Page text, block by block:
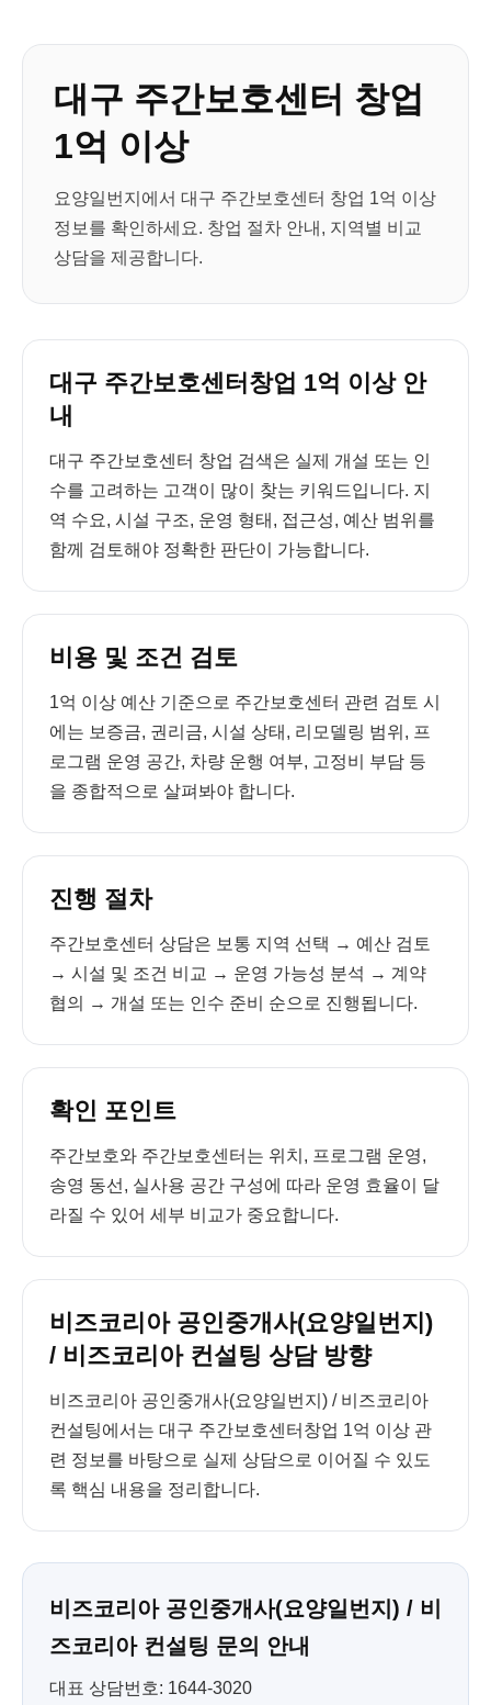
대구 주간보호센터 창업
1억 이상
요양일번지에서 대구 주간보호센터 창업 1억 이상
정보를 확인하세요. 창업 절차 안내, 지역별 비교
상담을 제공합니다.
대구 주간보호센터창업 1억 이상 안
내
대구 주간보호센터 창업 검색은 실제 개설 또는 인
수를 고려하는 고객이 많이 찾는 키워드입니다. 지
역 수요, 시설 구조, 운영 형태, 접근성, 예산 범위를
함께 검토해야 정확한 판단이 가능합니다.
비용 및 조건 검토
1억 이상 예산 기준으로 주간보호센터 관련 검토 시
에는 보증금, 권리금, 시설 상태, 리모델링 범위, 프
로그램 운영 공간, 차량 운행 여부, 고정비 부담 등
을 종합적으로 살펴봐야 합니다.
진행 절차
주간보호센터 상담은 보통 지역 선택 → 예산 검토
→ 시설 및 조건 비교 → 운영 가능성 분석 → 계약
협의 → 개설 또는 인수 준비 순으로 진행됩니다.
확인 포인트
주간보호와 주간보호센터는 위치, 프로그램 운영,
송영 동선, 실사용 공간 구성에 따라 운영 효율이 달
라질 수 있어 세부 비교가 중요합니다.
비즈코리아 공인중개사(요양일번지)
/ 비즈코리아 컨설팅 상담 방향
비즈코리아 공인중개사(요양일번지) / 비즈코리아
컨설팅에서는 대구 주간보호센터창업 1억 이상 관
련 정보를 바탕으로 실제 상담으로 이어질 수 있도
록 핵심 내용을 정리합니다.
비즈코리아 공인중개사(요양일번지) / 비
즈코리아 컨설팅 문의 안내
대표 상담번호: 1644-3020